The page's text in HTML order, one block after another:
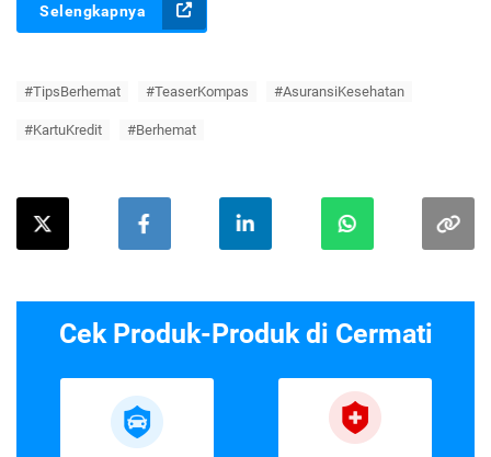
Selengkapnya
#TipsBerhemat #TeaserKompas #AsuransiKesehatan
#KartuKredit #Berhemat
Cek Produk-Produk di Cermati